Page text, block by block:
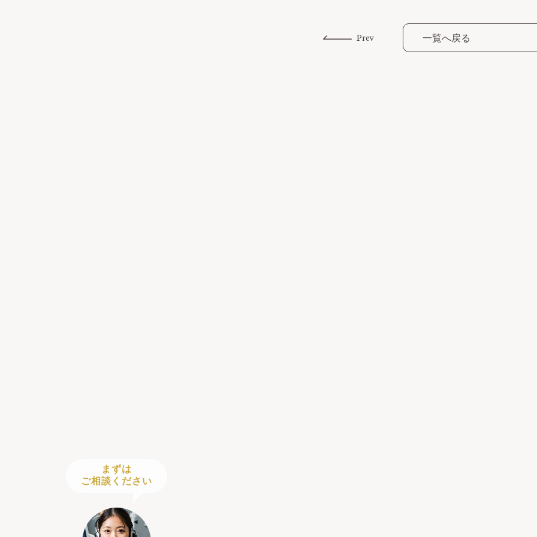
まずは
ご相談ください
Prev 一覧へ戻る